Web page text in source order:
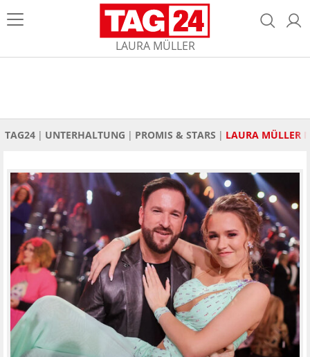
LAURA MÜLLER
TAG24 UNTERHALTUNG PROMIS & STARS LAURA MÜLLER